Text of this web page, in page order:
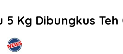
Kg Dibungkus